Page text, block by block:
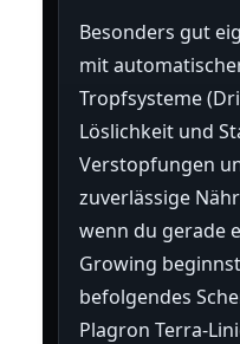
Besonders gut
mit
Tropfsysteme
Löslichkeit und
Verstopfungen
zuverlässige
wenn du gerade
Growing
befolgendes
Plagron Terra-